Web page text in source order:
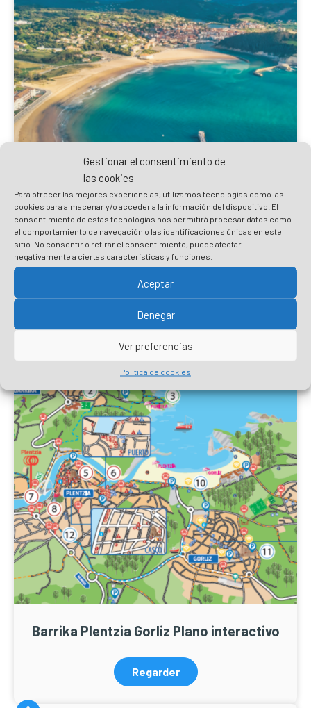
Gestionar el consentimiento de
las cookies
Para ofrecer las mejores experiencias, utilizamos tecnologías como las
cookies para almacenar y/o acceder a la información del dispositivo. El
consentimiento de estas tecnologías nos permitirá procesar datos como
el comportamiento de navegación o las identificaciones únicas en este
sitio. No consentir o retirar el consentimiento, puede afectar
negativamente a ciertas características y funciones.
Aceptar
Denegar
Ver preferencias
Política de cookies
Barrika Plentzia Gorliz Plano
Décharge
Barrika Plentzia Gorliz Plano interactivo
Regarder